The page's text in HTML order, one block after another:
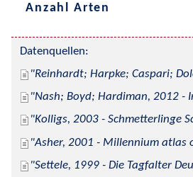
Anzahl Arten
Datenquellen:
Reinhardt; Harpke; Caspari;
Nash; Boyd; Hardiman, 2012 -
Kolligs, 2003 - Schmetterlinge
Asher, 2001 - Millennium
Settele, 1999 - Die Tagfalter